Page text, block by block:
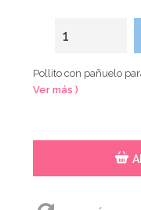
Pollito con pañuelo
Ver más )